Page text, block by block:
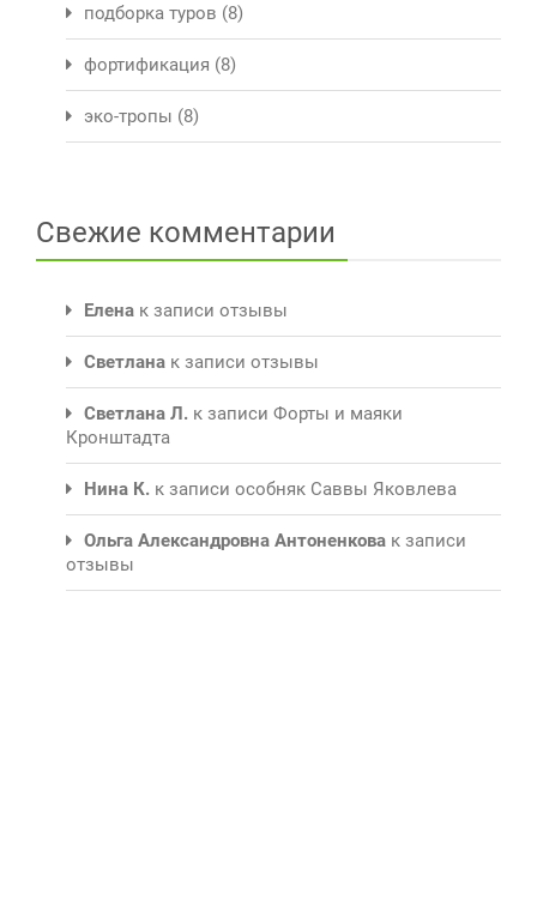
подборка туров (8)
фортификация (8)
эко-тропы (8)
Свежие комментарии
Елена к записи отзывы
Светлана к записи отзывы
Светлана Л. к записи Форты и маяки
Кронштадта
Нина К. к записи особняк Саввы Яковлева
Ольга Александровна Антоненкова к записи
отзывы